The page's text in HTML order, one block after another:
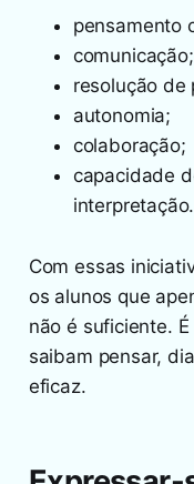
pensamento
comunicação;
resolução de
autonomia;
colaboração;
capacidade
interpretação.
Com essas
os alunos que
não é suficiente.
saibam pensar,
eficaz.